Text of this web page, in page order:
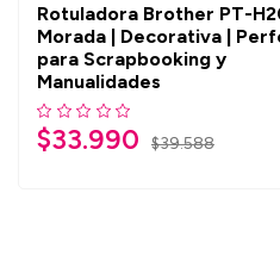
Rotuladora Brother PT-
Morada | Decorativa |
para Scrapbooking y
Manualidades
$39.588
$33.990